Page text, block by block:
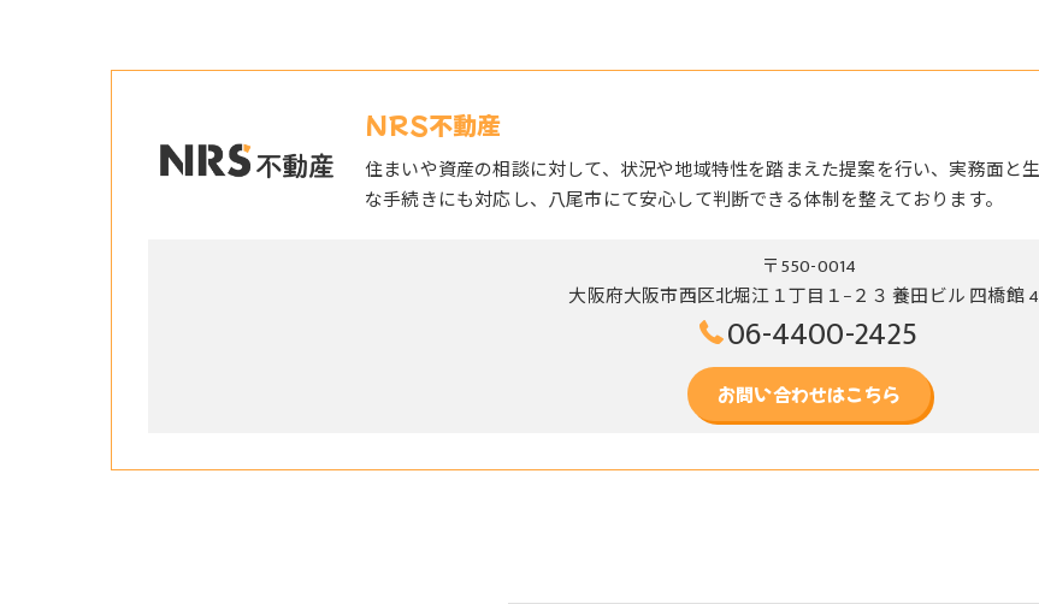
NRS不動産
住まいや資産の相談に対して、状況や地域特性を踏まえた提案を行い、実務面と
な手続きにも対応し、八尾市にて安心して判断できる体制を整えております。
〒550-0014
大阪府大阪市西区北堀江１丁目１−２３ 養田ビル 四橋館
06-4400-2425
お問い合わせはこちら